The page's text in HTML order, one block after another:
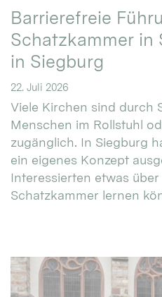
Barrierefreie
Schatzkammer in
in Siegburg
22. Juli 2026
Viele Kirchen sind durch
Menschen im Rollstuhl
zugänglich. In Siegburg
ein eigenes Konzept
Interessierten etwas über
Schatzkammer lernen